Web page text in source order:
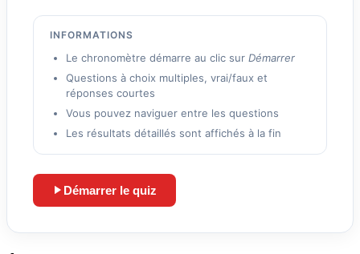
INFORMATIONS
Le chronomètre démarre au clic sur Démarrer
Questions à choix multiples, vrai/faux et
réponses courtes
Vous pouvez naviguer entre les questions
Les résultats détaillés sont affichés à la fin
Démarrer le quiz